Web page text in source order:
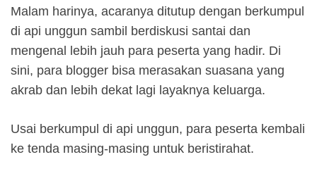
Malam harinya, acaranya ditutup dengan berkumpul
di api unggun sambil berdiskusi santai dan
mengenal lebih jauh para peserta yang hadir. Di
sini, para blogger bisa merasakan suasana yang
akrab dan lebih dekat lagi layaknya keluarga.
Usai berkumpul di api unggun, para peserta kembali
ke tenda masing-masing untuk beristirahat.